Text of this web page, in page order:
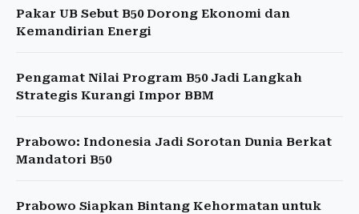
Pakar UB Sebut B50 Dorong Ekonomi dan
Kemandirian Energi
Pengamat Nilai Program B50 Jadi Langkah
Strategis Kurangi Impor BBM
Prabowo: Indonesia Jadi Sorotan Dunia Berkat
Mandatori B50
Prabowo Siapkan Bintang Kehormatan untuk